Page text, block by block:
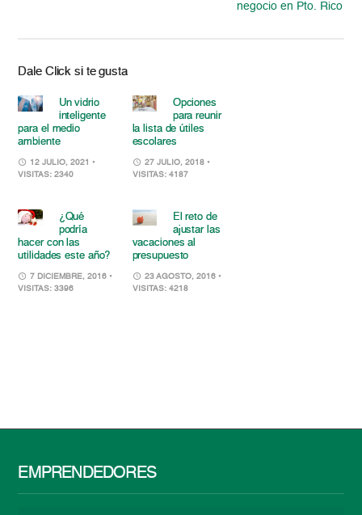
negocio en Pto. Rico
Dale Click si te gusta
Un vidrio
inteligente
para el medio
ambiente
12 JULIO, 2021 •
VISITAS: 2340
Opciones
para reunir
la lista de útiles
escolares
27 JULIO, 2018 •
VISITAS: 4187
¿Qué
podría
hacer con las
utilidades este año?
7 DICIEMBRE, 2016 •
VISITAS: 3396
El reto de
ajustar las
vacaciones al
presupuesto
23 AGOSTO, 2016 •
VISITAS: 4218
EMPRENDEDORES